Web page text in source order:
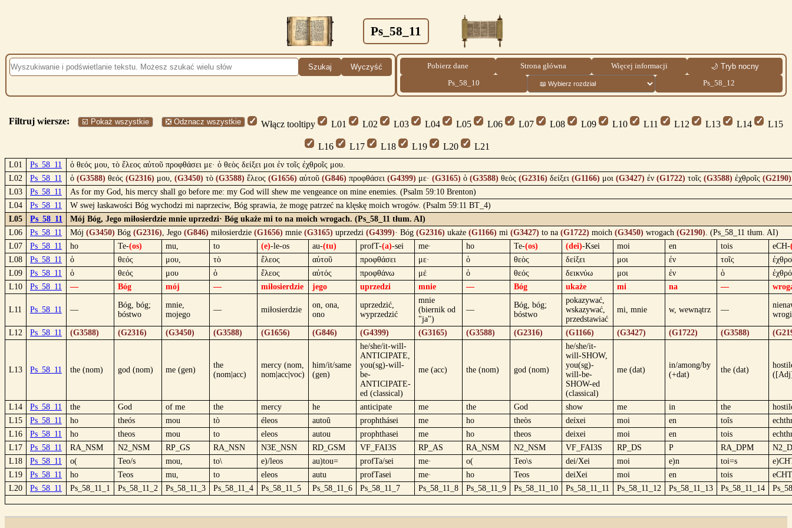
Ps_58_11
Szukaj Wyczyść Pobierz dane Strona główna Więcej informacji 🌙 Tryb nocny
Ps_58_10 Ps_58_12
Filtruj wiersze: ☑️ Pokaż wszystkie ❎ Odznacz wszystkie Włącz tooltipy L01 L02 L03 L04 L05 L06 L07 L08 L09 L10 L11 L12 L13 L14 L15
L16 L17 L18 L19 L20 L21
L01 Ps_58_11
ὁ θεός μου, τὸ ἔλεος αὐτοῦ προφθάσει με· ὁ θεὸς δείξει μοι ἐν τοῖς ἐχθροῖς μου.
L02
Ps_58_11 ὁ (G3588) θεός (G2316) μου, (G3450) τὸ (G3588) ἔλεος (G1656) αὐτοῦ (G846) προφθάσει (G4399) με· (G3165) ὁ (G3588) θεὸς (G2316) δείξει (G1166) μοι (G3427) ἐν (G1722) τοῖς (G3588) ἐχθροῖς (G2190)
L03
Ps_58_11
As for my God, his mercy shall go before me: my God will shew me vengeance on mine enemies. (Psalm 59:10 Brenton)
L04
Ps_58_11
W swej łaskawości Bóg wychodzi mi naprzeciw, Bóg sprawia, że mogę patrzeć na klęskę moich wrogów. (Psalm 59:11 BT_4)
L05
Ps_58_11
Mój Bóg, Jego miłosierdzie mnie uprzedzi· Bóg ukaże mi to na moich wrogach. (Ps_58_11 tłum. AI)
L06
Ps_58_11 Mój (G3450) Bóg (G2316), Jego (G846) miłosierdzie (G1656) mnie (G3165) uprzedzi (G4399)· Bóg (G2316) ukaże (G1166) mi (G3427) to na (G1722) moich (G3450) wrogach (G2190). (Ps_58_11 tłum. AI)
L07
Ps_58_11 ho Te-(os) mu, to (e)-le-os au-(tu) profT-(a)-sei me· ho Te-(os) (dei)-Ksei moi en tois eCH-
L08
Ps_58_11 ὁ θεός μου, τὸ ἔλεος αὐτοῦ προφθάσει με· ὁ θεὸς δείξει μοι ἐν τοῖς
L09
Ps_58_11 ὁ θεός μου ὁ ἔλεος αὐτός προφθάνω μέ ὁ θεός δεικνύω μοι ἐν ὁ
L10
Ps_58_11 — Bóg mój — miłosierdzie jego uprzedzi mnie — Bóg ukaże mi na —
L11 Ps_58_11 —
Bóg, bóg;
bóstwo
mnie,
mojego
— miłosierdzie
on, ona,
ono
uprzedzić,
wyprzedzić
mnie
(biernik od
"ja")
—
Bóg, bóg;
bóstwo
pokazywać,
wskazywać,
przedstawiać
mi, mnie w, wewnątrz —
wrogi
L12 Ps_58_11 (G3588) (G2316) (G3450) (G3588) (G1656) (G846) (G4399) (G3165) (G3588) (G2316) (G1166) (G3427) (G1722) (G3588)
L13 Ps_58_11 the (nom) god (nom) me (gen)
the
(nom|acc)
mercy (nom,
nom|acc|voc)
him/it/same
(gen)
he/she/it-will-
ANTICIPATE,
you(sg)-will-
be-
ANTICIPATE-
ed (classical)
me (acc) the (nom) god (nom)
he/she/it-
will-SHOW,
you(sg)-
will-be-
SHOW-ed
(classical)
me (dat)
in/among/by
(+dat)
the (dat)
L14 Ps_58_11 the God of me the mercy he anticipate me the God show me in the
L15
Ps_58_11 ho theós mou tò éleos autoû prophthásei me ho theòs deíxei moi en toîs
L16
Ps_58_11 ho theos mou to eleos autou prophthasei me ho theos deixei moi en tois
L17
Ps_58_11 RA_NSM N2_NSM RP_GS RA_NSN N3E_NSN RD_GSM VF_FAI3S RP_AS RA_NSM N2_NSM VF_FAI3S RP_DS P RA_DPM
L18
Ps_58_11 o( Teo/s mou, to\ e)/leos au)tou= profTa/sei me· o( Teo\s dei/Xei moi e)n toi=s
L19
Ps_58_11 ho Teos mu, to eleos autu profTasei me· ho Teos deiXei moi en tois
L20
Ps_58_11 Ps_58_11_1 Ps_58_11_2 Ps_58_11_3 Ps_58_11_4 Ps_58_11_5 Ps_58_11_6 Ps_58_11_7 Ps_58_11_8 Ps_58_11_9 Ps_58_11_10 Ps_58_11_11 Ps_58_11_12 Ps_58_11_13 Ps_58_11_14